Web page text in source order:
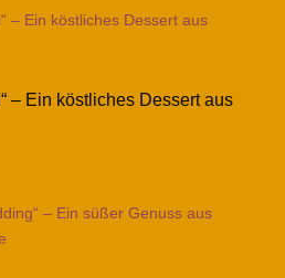
– Ein köstliches Dessert aus